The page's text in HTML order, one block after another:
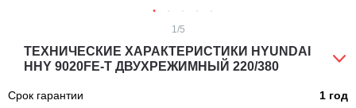
1 /5
ТЕХНИЧЕСКИЕ ХАРАКТЕРИСТИКИ HYUNDAI
HHY 9020FE-T ДВУХРЕЖИМНЫЙ 220/380
Срок гарантии
1 год